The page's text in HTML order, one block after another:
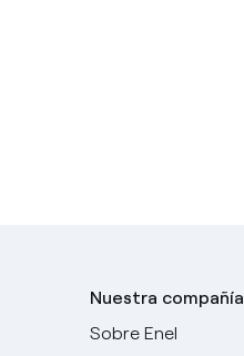
Nuestra compañía
Sobre Enel